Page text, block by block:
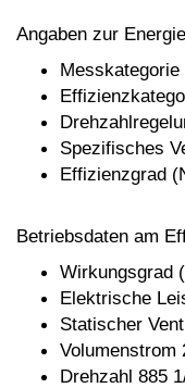
Angaben zur
Messkategorie
Spezifisches
Effizienzgrad
Betriebsdaten am
Wirkungsgrad
Elektrische
Statischer
Volumenstrom
Drehzahl 885